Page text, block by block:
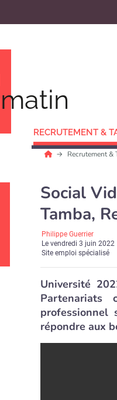
matin
RECRUTEMENT &
Recrutement &
Social
Tamba,
Philippe Guerrier
Levendredi 3 juin 2022
Site emploi spécialisé
Université
Partenariats
professionnel
répondre aux